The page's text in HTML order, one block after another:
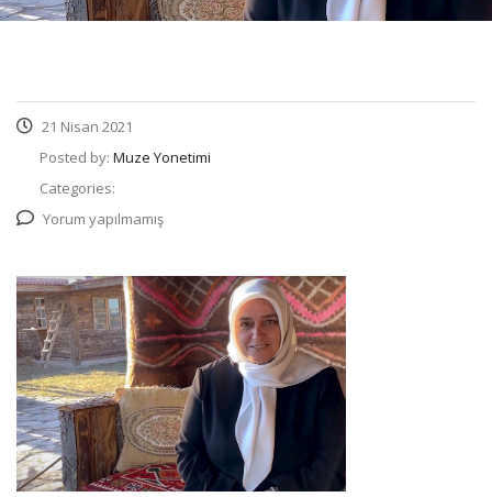
21 Nisan 2021
Posted by: Muze Yonetimi
Categories:
Yorum yapılmamış